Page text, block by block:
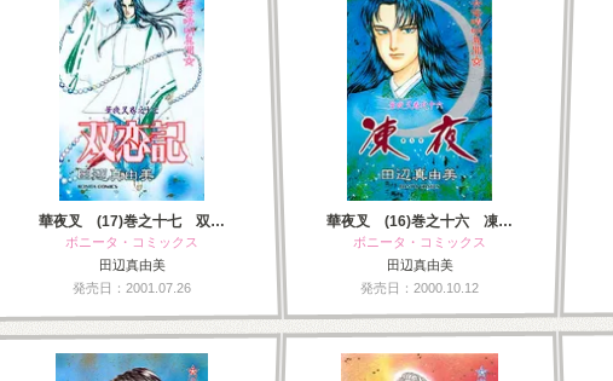
華夜叉 (17)巻之十七 双…
ボニータ・コミックス
田辺真由美
発売日：2001.07.26
華夜叉 (16)巻之十六 凍…
ボニータ・コミックス
田辺真由美
発売日：2000.10.12